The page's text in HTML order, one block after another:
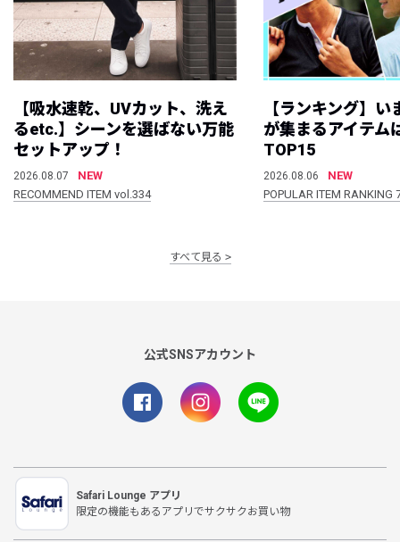
【吸水速乾、UVカット、洗え
るetc.】シーンを選ばない万能
セットアップ！
2026.08.07
NEW
RECOMMEND ITEM vol.334
【ランキング】
が集まるアイテム
TOP15
2026.08.06
NEW
POPULAR ITEM
すべて見る
公式SNSアカウント
Safari Lounge アプリ
限定の機能もあるアプリでサクサクお買い物